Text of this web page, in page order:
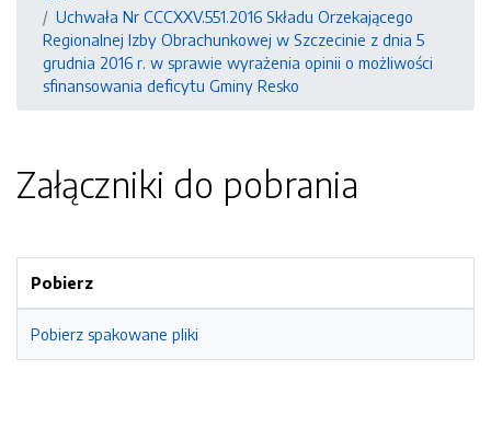
Uchwała Nr CCCXXV.551.2016 Składu Orzekającego
Regionalnej Izby Obrachunkowej w Szczecinie z dnia 5
grudnia 2016 r. w sprawie wyrażenia opinii o możliwości
sfinansowania deficytu Gminy Resko
Załączniki do pobrania
Pobierz
Pobierz spakowane pliki